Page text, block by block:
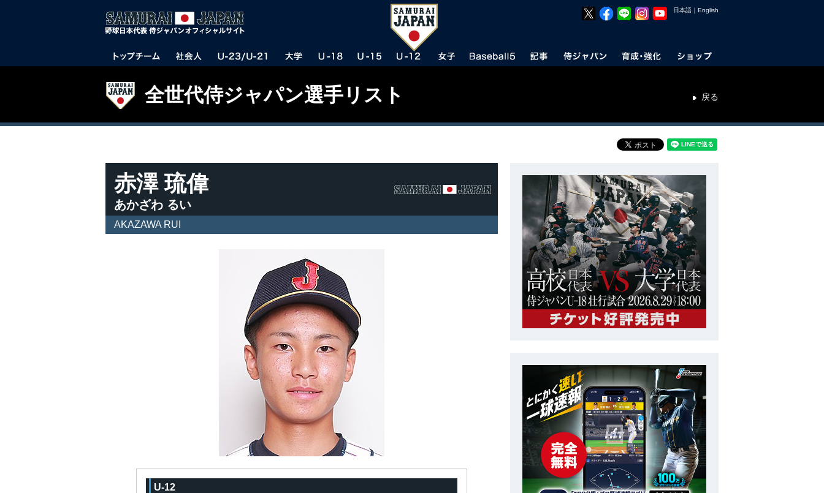
日本語 ｜ English
全世代侍ジャパン選手リスト 戻る
赤澤 琉偉
あかざわ るい
AKAZAWA RUI
U-12